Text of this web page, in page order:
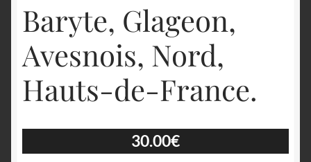
Baryte, Glageon,
Avesnois, Nord,
Hauts-de-France.
30.00€